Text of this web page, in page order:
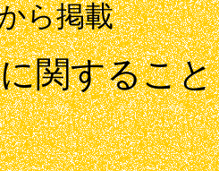
ら掲載
すること